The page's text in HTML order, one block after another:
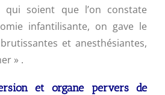
qui soient que l’on constate
infantilisante, on gave le
et anesthésiantes,
» .
et organe pervers de